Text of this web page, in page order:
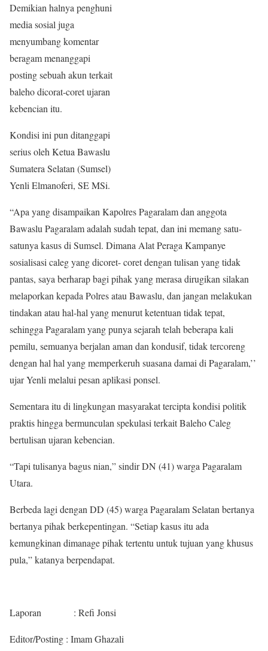
Demikian halnya penghuni
media sosial juga
menyumbang komentar
beragam menanggapi
posting sebuah akun terkait
baleho dicorat-coret ujaran
kebencian itu.
Kondisi ini pun ditanggapi
serius oleh Ketua Bawaslu
Sumatera Selatan (Sumsel)
Yenli Elmanoferi, SE MSi.
“Apa yang disampaikan Kapolres Pagaralam dan anggota
Bawaslu Pagaralam adalah sudah tepat, dan ini memang satu-
satunya kasus di Sumsel. Dimana Alat Peraga Kampanye
sosialisasi caleg yang dicoret- coret dengan tulisan yang tidak
pantas, saya berharap bagi pihak yang merasa dirugikan silakan
melaporkan kepada Polres atau Bawaslu, dan jangan melakukan
tindakan atau hal-hal yang menurut ketentuan tidak tepat,
sehingga Pagaralam yang punya sejarah telah beberapa kali
pemilu, semuanya berjalan aman dan kondusif, tidak tercoreng
dengan hal hal yang memperkeruh suasana damai di Pagaralam,’’
ujar Yenli melalui pesan aplikasi ponsel.
Sementara itu di lingkungan masyarakat tercipta kondisi politik
praktis hingga bermunculan spekulasi terkait Baleho Caleg
bertulisan ujaran kebencian.
“Tapi tulisanya bagus nian,” sindir DN (41) warga Pagaralam
Utara.
Berbeda lagi dengan DD (45) warga Pagaralam Selatan bertanya
bertanya pihak berkepentingan. “Setiap kasus itu ada
kemungkinan dimanage pihak tertentu untuk tujuan yang khusus
pula,” katanya berpendapat.
Laporan : Refi Jonsi
Editor/Posting : Imam Ghazali